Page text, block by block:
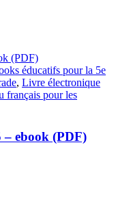
éducatifs pour la 5e
, Livre électronique
français pour les
ebook (PDF)